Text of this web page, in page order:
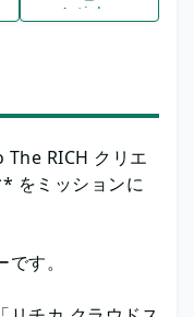
Articles
RICH クリエ
をミッションに
す。